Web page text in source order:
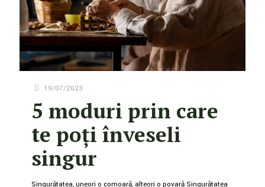
19/07/2023
5 moduri prin care
te poți înveseli
singur
Singurătatea, uneori o comoară, alteori o povară Singurătatea